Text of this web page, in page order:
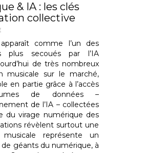
& IA : les clés
collective
comme l’un des
plus secoués par l’IA
de très nombreux
musicale sur le marché,
en partie grâce à l’accès
de données –
de l’IA – collectées
du virage numérique des
révèlent surtout une
représente un
géants du numérique, à